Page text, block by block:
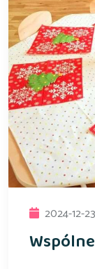
2024-12-23